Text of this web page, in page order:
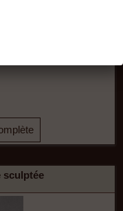
sculptée